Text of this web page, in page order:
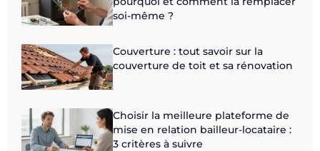
soi-même ?
Couverture : tout savoir sur la
couverture de toit et sa rénovation
Choisir la meilleure plateforme de
mise en relation bailleur-locataire :
3 critères à suivre